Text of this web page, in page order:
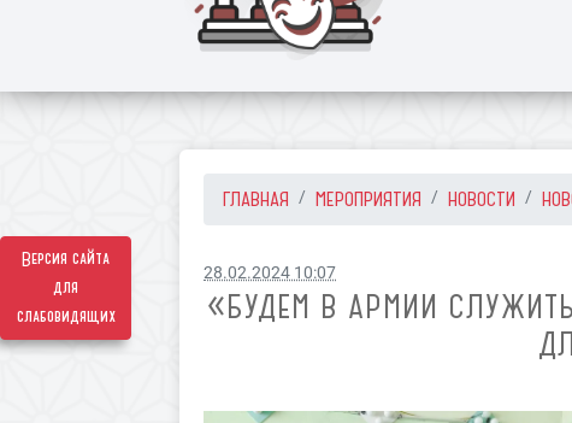
Версия сайта
для
слабовидящих
ГЛАВНАЯ МЕРОПРИЯТИЯ НОВОСТИ
28.02.2024 10:07
«БУДЕМ В АРМИИ